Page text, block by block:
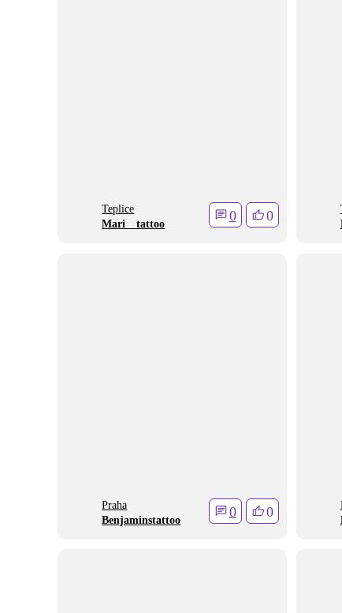
Teplice
Mari__tattoo
0 0
Praha
Benjaminstattoo
0 0